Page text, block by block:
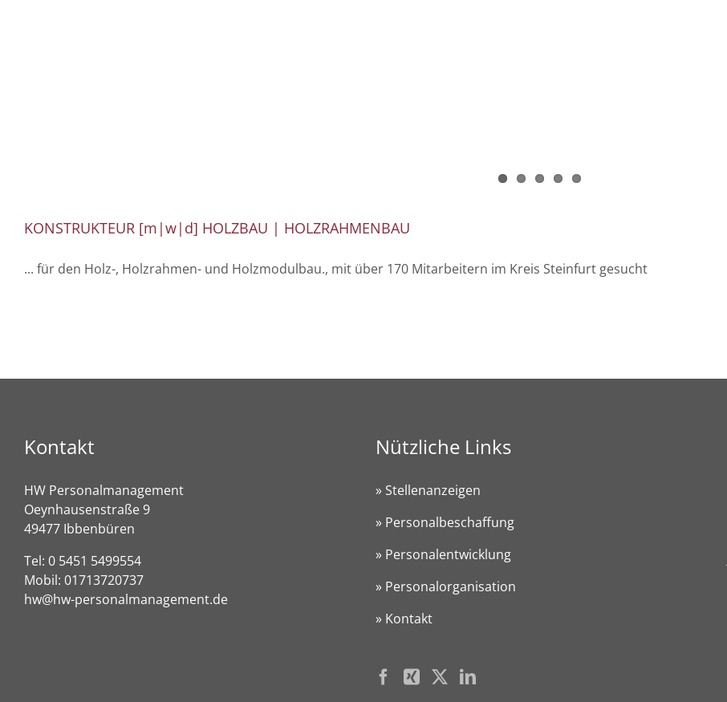
KONSTRUKTEUR [m|w|d] HOLZBAU | HOLZRAHMENBAU
... für den Holz-, Holzrahmen- und Holzmodulbau., mit über 170 Mitarbeitern im Kreis Steinfurt gesucht
Kontakt
HW Personalmanagement
Oeynhausenstraße 9
49477 Ibbenbüren
Tel: 0 5451 5499554
Mobil: 01713720737
hw@hw-personalmanagement.de
Nützliche Links
» Stellenanzeigen
» Personalbeschaffung
» Personalentwicklung
» Personalorganisation
» Kontakt